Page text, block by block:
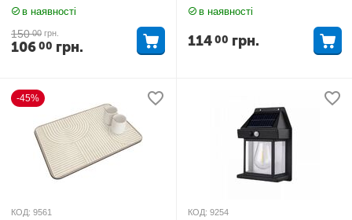
в наявності
150 00 грн.
10600 грн.
в наявності
11400 грн.
-45%
КОД: 9561 КОД: 9254